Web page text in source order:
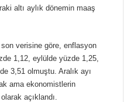
altı aylık dönemin maaş
verisine göre, enflasyon
1,12, eylülde yüzde 1,25,
3,51 olmuştu. Aralık ayı
ama ekonomistlerin
açıklandı.